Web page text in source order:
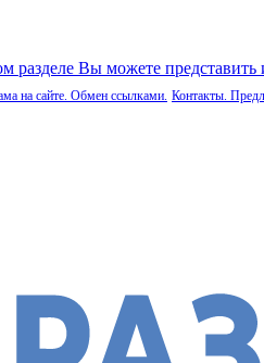
разделе Вы можете
на сайте. Обмен ссылками. Контакты.